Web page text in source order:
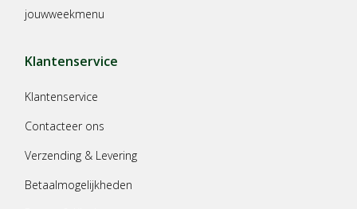
jouwweekmenu
Klantenservice
Klantenservice
Contacteer ons
Verzending & Levering
Betaalmogelijkheden